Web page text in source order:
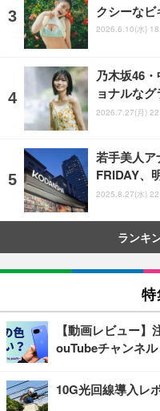
クシーなビ
2026.6.10(水)
乃木坂46
ョナルなグ
2026.7.27(月)
若手美人ア
FRIDAY、
2025.8.27(水)
ランキ
特
【動画レビュー
ouTubeチャンネル
10G光回線導入レ